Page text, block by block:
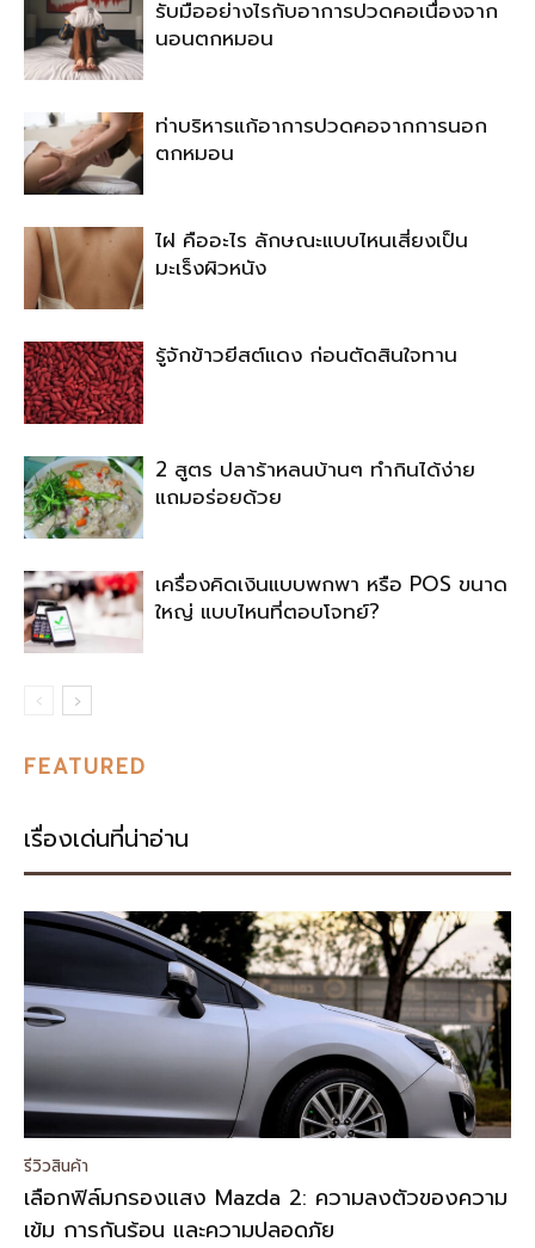
รับมืออย่างไรกับอาการปวดคอเนื่องจาก
นอนตกหมอน
ท่าบริหารแก้อาการปวดคอจากการนอก
ตกหมอน
ไฝ คืออะไร ลักษณะแบบไหนเสี่ยงเป็น
มะเร็งผิวหนัง
รู้จักข้าวยีสต์แดง ก่อนตัดสินใจทาน
2 สูตร ปลาร้าหลนบ้านๆ ทำกินได้ง่าย
แถมอร่อยด้วย
เครื่องคิดเงินแบบพกพา หรือ POS ขนาด
ใหญ่ แบบไหนที่ตอบโจทย์?
FEATURED
เรื่องเด่นที่น่าอ่าน
รีวิวสินค้า
เลือกฟิล์มกรองแสง Mazda 2: ความลงตัวของความ
เข้ม การกันร้อน และความปลอดภัย